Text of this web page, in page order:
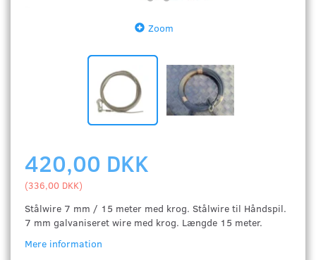
Zoom
420,00 DKK
(336,00 DKK)
Stålwire 7 mm / 15 meter med krog. Stålwire til Håndspil.
7 mm galvaniseret wire med krog. Længde 15 meter.
Mere information